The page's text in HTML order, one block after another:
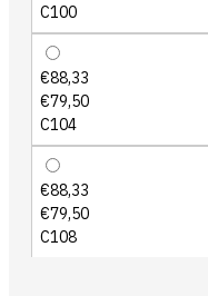
C100
€88,33
€79,50
C104
€88,33
€79,50
C108